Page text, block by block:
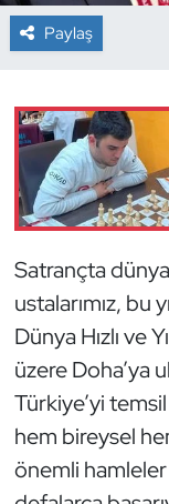
Paylaş
Satrançta
ustalarımız, bu
Dünya Hızlı ve
üzere Doha’ya
Türkiye’yi
hem bireysel
önemli hamleler
Dağcılık
Dövüş Sanatı
E-Spor
Futbol
Futsal
Genel
Golf